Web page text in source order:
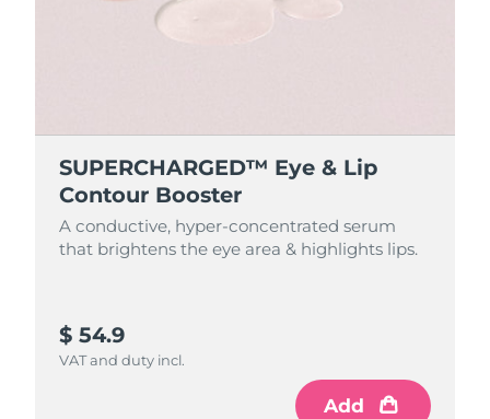
SUPERCHARGED™ Eye & Lip
Contour Booster
A conductive, hyper-concentrated serum
that brightens the eye area & highlights lips.
$ 54.9
VAT and duty incl.
Add